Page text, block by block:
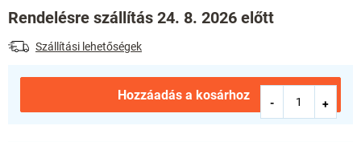
Rendelésre szállítás 24. 8. 2026 előtt
Szállítási lehetőségek
Hozzáadás a kosárhoz